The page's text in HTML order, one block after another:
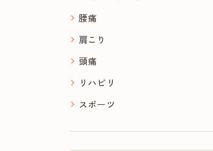
腰痛
肩こり
頭痛
リハビリ
スポーツ